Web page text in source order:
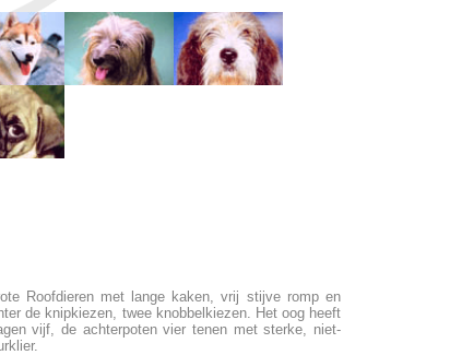
Roofdieren met lange kaken, vrij stijve romp en
de knipkiezen, twee knobbelkiezen. Het oog heeft
vijf, de achterpoten vier tenen met sterke, niet-